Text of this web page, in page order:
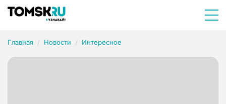
Главная Новости Интересное